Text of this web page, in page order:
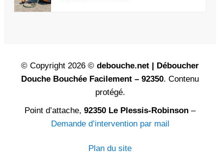
© Copyright 2026 © debouche.net | Déboucher
Douche Bouchée Facilement – 92350. Contenu
protégé.
Point d’attache, 92350 Le Plessis-Robinson –
Demande d’intervention par mail
Plan du site